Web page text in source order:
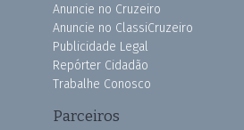
Anuncie no Cruzeiro
Anuncie no ClassiCruzeiro
Publicidade Legal
Repórter Cidadão
Trabalhe Conosco
Parceiros